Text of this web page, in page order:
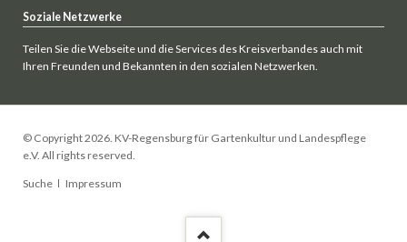
Soziale Netzwerke
Teilen Sie die Webseite und die Services des Kreisverbandes auch mit
Ihren Freunden und Bekannten in den sozialen Netzwerken.
© Copyright 2026. KV-Regensburg für Gartenkultur und Landespflege
e.V. All rights reserved.
Navigation
Suche Impressum